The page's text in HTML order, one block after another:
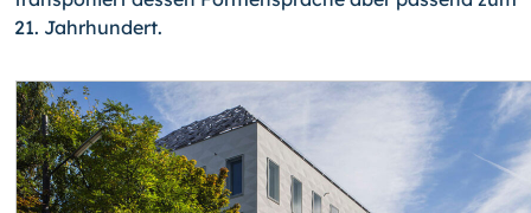
21. Jahrhundert.